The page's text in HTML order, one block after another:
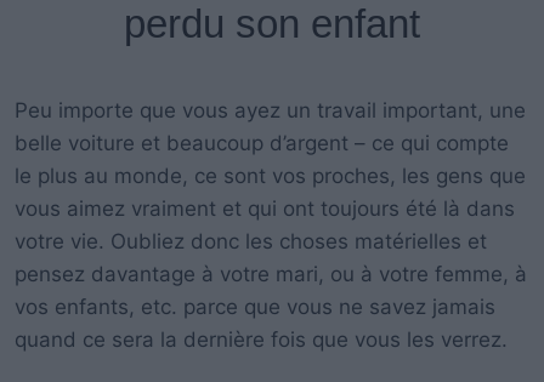
perdu son enfant
Peu importe que vous ayez un travail important, une
belle voiture et beaucoup d’argent – ce qui compte
le plus au monde, ce sont vos proches, les gens que
vous aimez vraiment et qui ont toujours été là dans
votre vie. Oubliez donc les choses matérielles et
pensez davantage à votre mari, ou à votre femme, à
vos enfants, etc. parce que vous ne savez jamais
quand ce sera la dernière fois que vous les verrez.